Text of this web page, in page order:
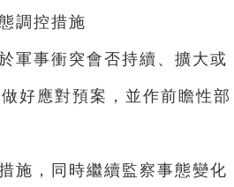
調控措施
軍事衝突會否持續、擴大或
好應對預案，並作前瞻性部
施，同時繼續監察事態變化